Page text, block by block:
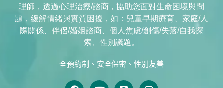
理師，透過心理治療/諮商，協助您面對生命困境與問
題，緩解情緒與實質困擾，如：兒童早期療育、家庭/人
際關係、伴侶/婚姻諮商、個人焦慮/創傷/失落/自我探
索、性別議題。
全預約制、安全保密、性別友善